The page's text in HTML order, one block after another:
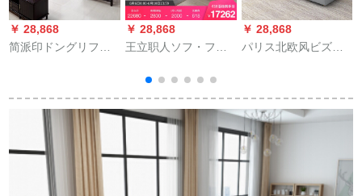
￥ 28,868
简派印ドングリファ
ウウォーウォーカー·
カーカーカーードド
ド·ドッテテテテ·プレ
テム·プロプロプロプ
ロプロプロプロプロ
プロプロゴルシング
￥ 28,868
王立职人ソフ・ファ
ソファァァ·ビリング
セ-ン中国风アジ・ア
ンモダン禅意实木家
具ドレピルファウ軽
い赘沢简约别荘家具
丸足ソフ01人挂け
￥ 28,868
パリス北欧风ビズナ
レレレレレレレレレ
レレレレレイス1人挂
け